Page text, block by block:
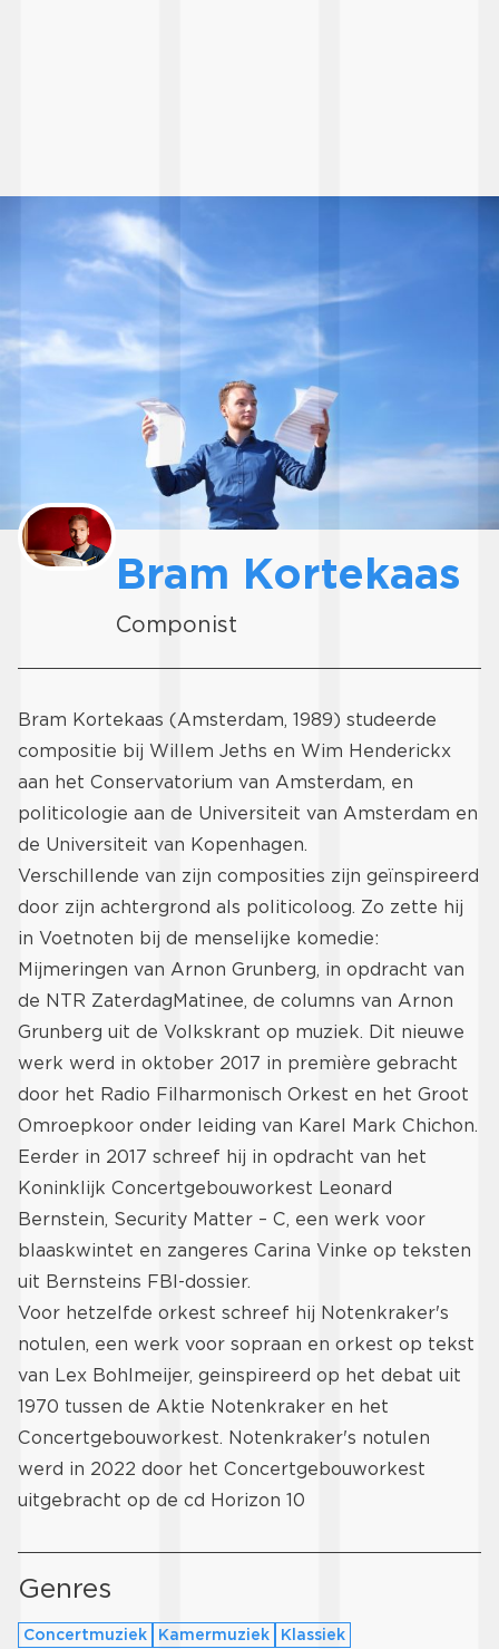
Bram Kortekaas
Componist
Bram Kortekaas (Amsterdam, 1989) studeerde
compositie bij Willem Jeths en Wim Henderickx
aan het Conservatorium van Amsterdam, en
politicologie aan de Universiteit van Amsterdam en
de Universiteit van Kopenhagen.
Verschillende van zijn composities zijn geïnspireerd
door zijn achtergrond als politicoloog. Zo zette hij
in Voetnoten bij de menselijke komedie:
Mijmeringen van Arnon Grunberg, in opdracht van
de NTR ZaterdagMatinee, de columns van Arnon
Grunberg uit de Volkskrant op muziek. Dit nieuwe
werk werd in oktober 2017 in première gebracht
door het Radio Filharmonisch Orkest en het Groot
Omroepkoor onder leiding van Karel Mark Chichon.
Eerder in 2017 schreef hij in opdracht van het
Koninklijk Concertgebouworkest Leonard
Bernstein, Security Matter – C, een werk voor
blaaskwintet en zangeres Carina Vinke op teksten
uit Bernsteins FBI-dossier.
Voor hetzelfde orkest schreef hij Notenkraker's
notulen, een werk voor sopraan en orkest op tekst
van Lex Bohlmeijer, geinspireerd op het debat uit
1970 tussen de Aktie Notenkraker en het
Concertgebouworkest. Notenkraker's notulen
werd in 2022 door het Concertgebouworkest
uitgebracht op de cd Horizon 10
Genres
Concertmuziek Kamermuziek Klassiek